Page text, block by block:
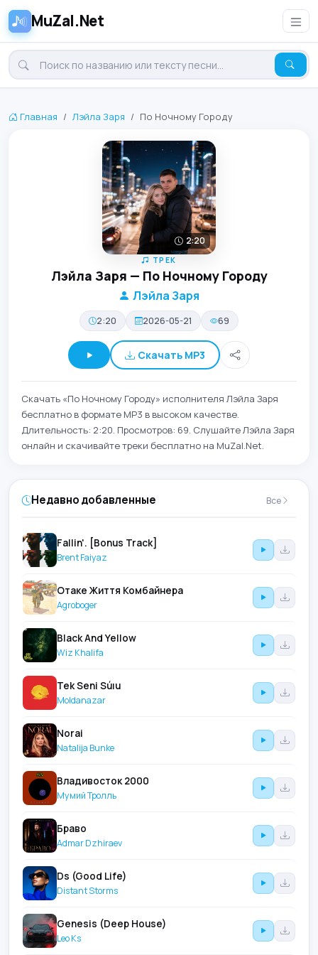
MuZal.Net
Главная Лэйла Заря По Ночному Городу
2:20
ТРЕК
Лэйла Заря — По Ночному Городу
Лэйла Заря
2:20 2026-05-21 69
Скачать MP3
Скачать «По Ночному Городу» исполнителя Лэйла Заря
бесплатно в формате MP3 в высоком качестве.
Длительность: 2:20. Просмотров: 69. Слушайте Лэйла Заря
онлайн и скачивайте треки бесплатно на MuZal.Net.
Недавно добавленные Все
Fallin'. [Bonus Track]
Brent Faiyaz
Отаке Життя Комбайнера
Agroboger
Black And Yellow
Wiz Khalifa
Tek Seni Súıu
Moldanazar
Norai
Natalija Bunke
Владивосток 2000
Мумий Тролль
Браво
Admar Dzhiraev
Ds (Good Life)
Distant Storms
Genesis (Deep House)
Leo Ks